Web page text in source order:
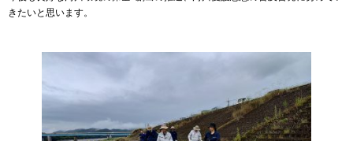
きたいと思います。